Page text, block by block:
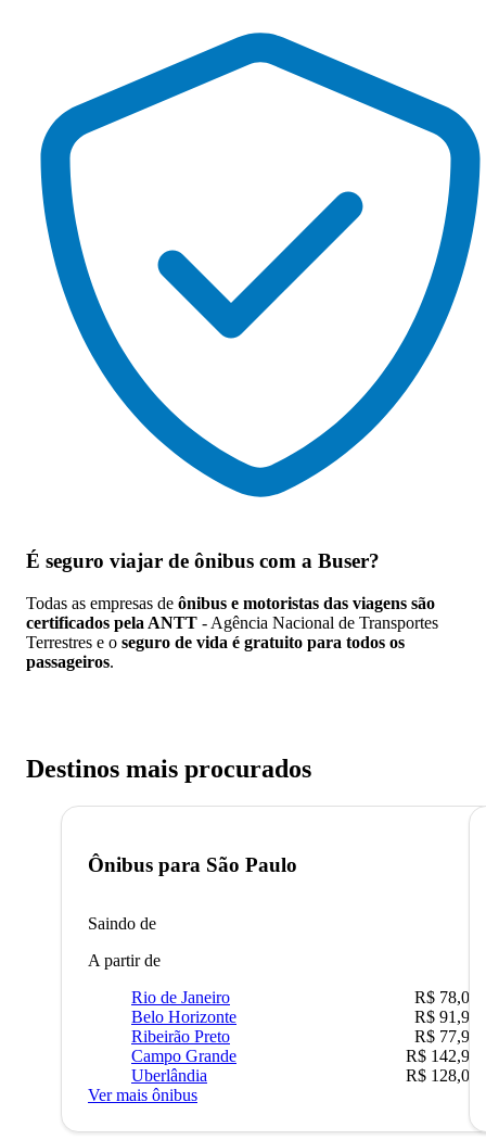
É seguro viajar de ônibus com a Buser?
Todas as empresas de ônibus e motoristas das viagens são
certificados pela ANTT - Agência Nacional de Transportes
Terrestres e o seguro de vida é gratuito para todos os
passageiros.
Destinos mais procurados
Ônibus para São Paulo
Saindo de
A partir de
Rio de Janeiro
R$ 78,02
Belo Horizonte
R$ 91,90
Ribeirão Preto
R$ 77,90
Campo Grande
R$ 142,90
Uberlândia
R$ 128,05
Ver mais ônibus